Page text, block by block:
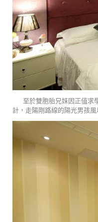
至於雙胞胎兄妹因正值求
計，走陽剛路線的陽光男孩